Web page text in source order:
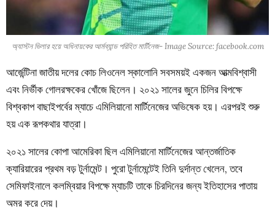
অ্যাস্টন ভিলার হয়ে অধিনায়কের আর্মব্যান্ড পরিহিত মার্টিনেজ- Image Source: facebook.com
আর্জেন্টিনা জাতীয় দলের কোচ লিওনেল স্কালোনি সবসময়ই একজন আত্মবিশ্বাসী
এবং নির্ভীক গোলরক্ষকের খোঁজে ছিলেন। ২০২১ সালের জুনে চিলির বিপক্ষে
বিশ্বকাপ বাছাইপর্বের ম্যাচে এমিলিয়ানো মার্টিনেজের অভিষেক হয়। এরপরই শুরু
হয় এক রূপকথার যাত্রা।
২০২১ সালের কোপা আমেরিকা ছিল এমিলিয়ানো মার্টিনেজের আন্তর্জাতিক
ক্যারিয়ারের প্রথম বড় টুর্নামেন্ট। পুরো টুর্নামেন্টেই তিনি দুর্দান্ত খেলেন, তবে
সেমিফাইনালে কলম্বিয়ার বিপক্ষে ম্যাচটি তাকে চিরদিনের জন্য ইতিহাসের পাতায়
অমর করে দেয়।